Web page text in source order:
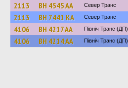
2113 BH 4545 AA Север Транс
2113 BH 7441 KA Север Транс
4106 BH 4217 AA Північ Транс (ДП)
4106 BH 4214 AA Північ Транс (ДП)